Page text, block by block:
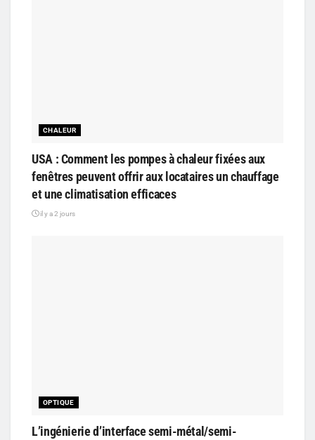
CHALEUR
USA : Comment les pompes à chaleur fixées aux
fenêtres peuvent offrir aux locataires un chauffage
et une climatisation efficaces
il y a 2 jours
OPTIQUE
L’ingénierie d’interface semi-métal/semi-